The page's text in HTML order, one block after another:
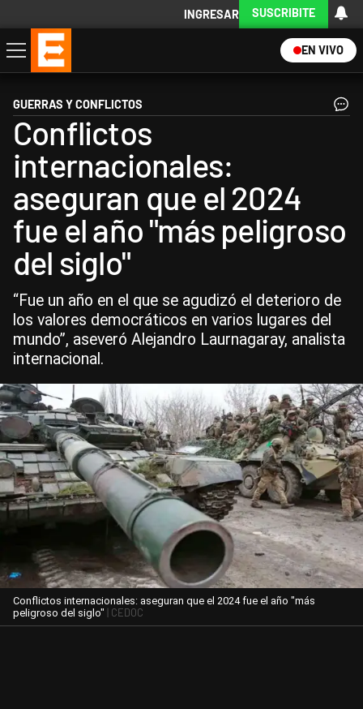
INGRESAR SUSCRIBITE
EN VIVO
Economía
Política
Internacional
Actualidad
Descargá la App
GUERRAS Y CONFLICTOS
Conflictos
internacionales:
aseguran que el 2024
fue el año "más peligroso
del siglo"
“Fue un año en el que se agudizó el deterioro de
los valores democráticos en varios lugares del
mundo”, aseveró Alejandro Laurnagaray, analista
internacional.
Conflictos internacionales: aseguran que el 2024 fue el año "más
peligroso del siglo" | CEDOC